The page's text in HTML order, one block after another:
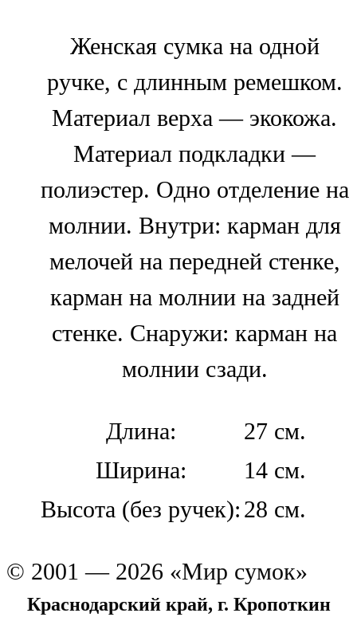
Женская сумка на одной
ручке, с длинным ремешком.
Материал верха — экокожа.
Материал подкладки —
полиэстер. Одно отделение на
молнии. Внутри: карман для
мелочей на передней стенке,
карман на молнии на задней
стенке. Снаружи: карман на
молнии сзади.
Длина:
27 см.
Ширина:
14 см.
Высота (без ручек): 28 см.
© 2001 — 2026 «Мир сумок»
Краснодарский край, г. Кропоткин